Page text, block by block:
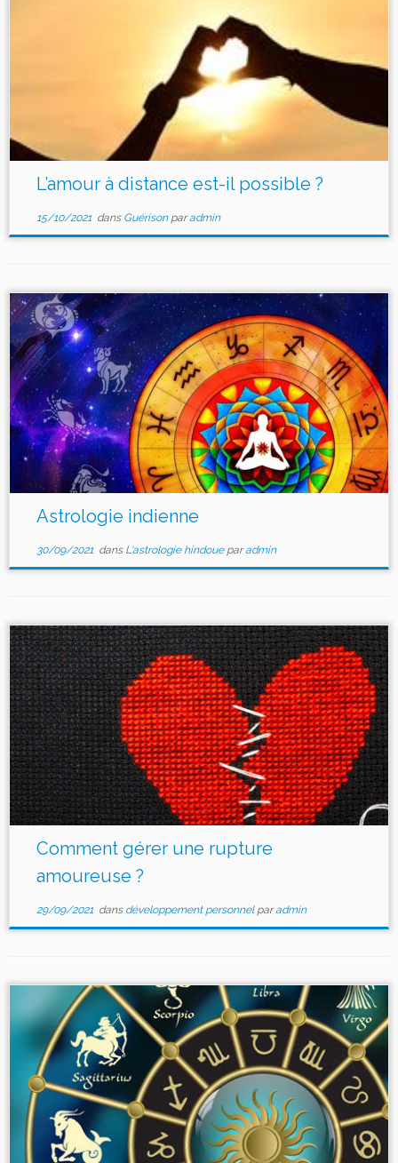
L’amour à distance est-il possible ?
15/10/2021dans Guérison paradmin
Astrologie indienne
30/09/2021dans L'astrologie hindoue paradmin
Comment gérer une rupture
amoureuse ?
29/09/2021dans développement personnel paradmin